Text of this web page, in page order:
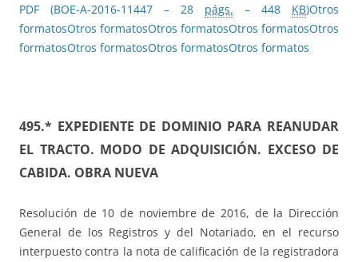
PDF (BOE-A-2016-11447 – 28 págs. – 448 KB)Otros
formatosOtros formatosOtros formatosOtros formatosOtros
formatosOtros formatosOtros formatosOtros formatos
495.* EXPEDIENTE DE DOMINIO PARA REANUDAR
EL TRACTO. MODO DE ADQUISICIÓN. EXCESO DE
CABIDA. OBRA NUEVA
Resolución de 10 de noviembre de 2016, de la Dirección
General de los Registros y del Notariado, en el recurso
interpuesto contra la nota de calificación de la registradora